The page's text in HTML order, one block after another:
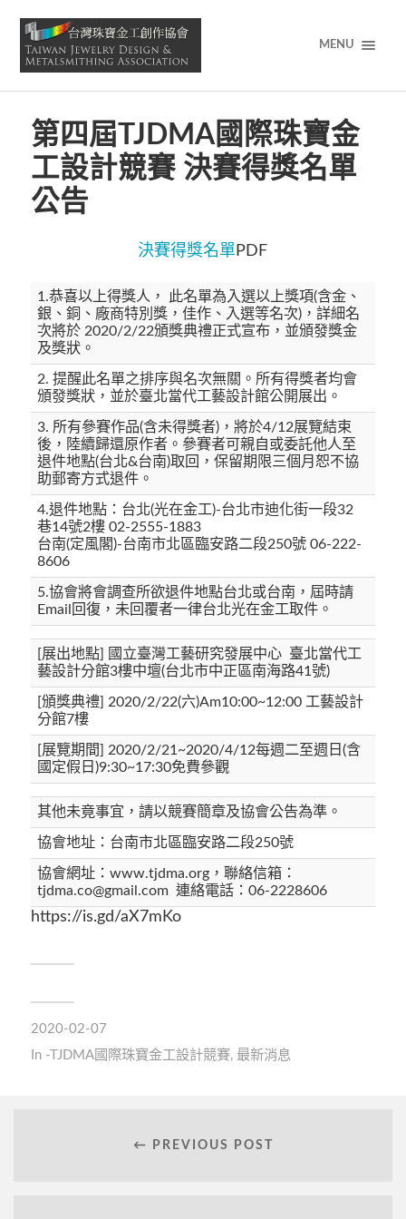
MENU
第四屆TJDMA國際珠寶金
工設計競賽 決賽得獎名單
公告
決賽得獎名單 PDF
1.恭喜以上得獎人， 此名單為入選以上獎項(含金、
銀、銅、廠商特別獎，佳作、入選等名次)，詳細名
次將於 2020/2/22頒獎典禮正式宣布，並頒發獎金
及獎狀。
2. 提醒此名單之排序與名次無關。所有得獎者均會
頒發獎狀，並於臺北當代工藝設計館公開展出。
3. 所有參賽作品(含未得獎者)，將於4/12展覽結束
後，陸續歸還原作者。參賽者可親自或委託他人至
退件地點(台北&台南)取回，保留期限三個月恕不協
助郵寄方式退件。
4.退件地點：台北(光在金工)-台北市迪化街一段32
巷14號2樓 02-2555-1883
台南(定風閣)-台南市北區臨安路二段250號 06-222-
8606
5.協會將會調查所欲退件地點台北或台南，屆時請
Email回復，未回覆者一律台北光在金工取件。
[展出地點] 國立臺灣工藝研究發展中心 臺北當代工
藝設計分館3樓中壇(台北市中正區南海路41號)
[頒獎典禮] 2020/2/22(六)Am10:00~12:00 工藝設計
分館7樓
[展覽期間] 2020/2/21~2020/4/12每週二至週日(含
國定假日)9:30~17:30免費參觀
其他未竟事宜，請以競賽簡章及協會公告為準。
協會地址：台南市北區臨安路二段250號
協會網址：www.tjdma.org，聯絡信箱：
tjdma.co@gmail.com 連絡電話：06-2228606
https://is.gd/aX7mKo
2020-02-07
In -TJDMA國際珠寶金工設計競賽, 最新消息
← PREVIOUS POST